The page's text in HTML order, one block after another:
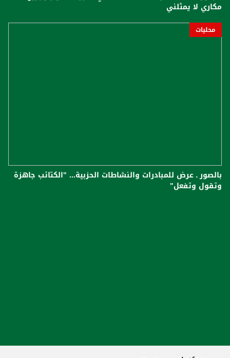
مكاري لا يمثلني
محليات
بالصور ـ عرض للمبادرات والنشاطات الحزبية... "الكتائب جاهزة
وتقول وتفعل"